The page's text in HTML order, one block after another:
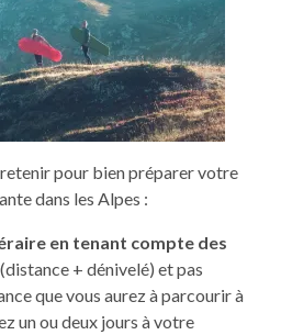
pour bien préparer votre
dans les Alpes :
en tenant compte des
(distance + dénivelé) et pas
que vous aurez à parcourir à
un ou deux jours à votre